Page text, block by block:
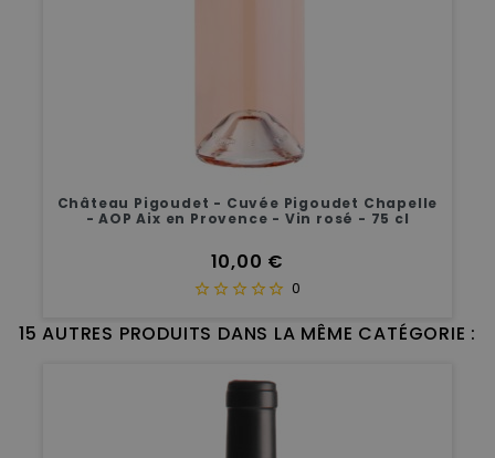
Château Pigoudet - Cuvée Pigoudet Chapelle
- AOP Aix en Provence - Vin rosé - 75 cl
Prix
10,00 €
0
15 AUTRES PRODUITS DANS LA MÊME CATÉGORIE :